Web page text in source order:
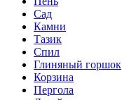
Сад
Камни
Тазик
Спил
Глиняный горшок
Корзина
Пергола